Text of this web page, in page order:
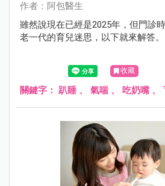
作者：阿包醫生
雖然說現在已經是2025年，但門診
老一代的育兒迷思，以下就來解答。
收藏
關鍵字： 趴睡 、 氣喘、 吃奶嘴、